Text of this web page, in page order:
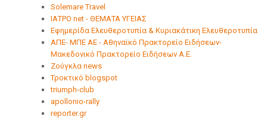
Solemare Travel
ΙΑΤΡΟ net - ΘΕΜΑΤΑ ΥΓΕΙΑΣ
Εφημερίδα Ελευθεροτυπία & Κυριακάτικη Ελευθεροτυπία
ΑΠΕ- ΜΠΕ ΑΕ - Aθηναϊκό Πρακτορείο Ειδήσεων-
Μακεδονικό Πρακτορείο Ειδήσεων Α.Ε.
Ζούγκλα news
Τροκτικό blogspot
triumph-club
apollonio-rally
reporter.gr